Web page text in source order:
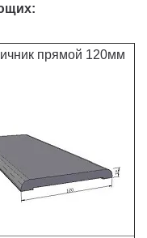
прямой 120мм